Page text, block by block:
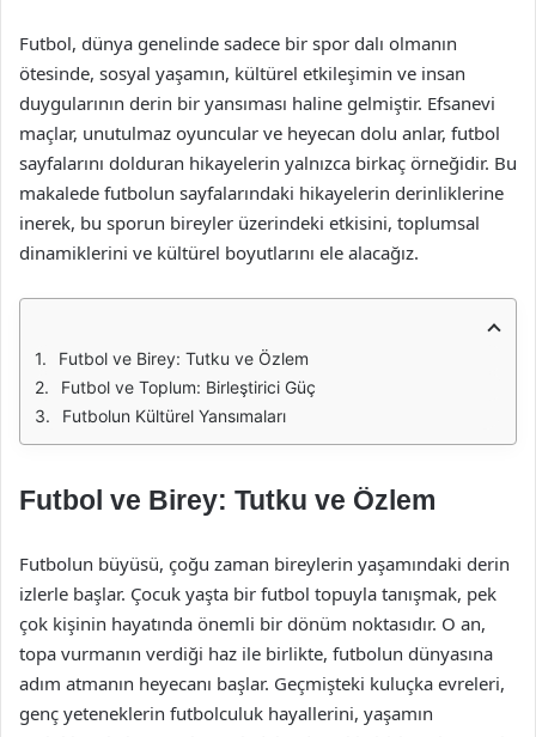
Futbol, dünya genelinde sadece bir spor dalı olmanın
ötesinde, sosyal yaşamın, kültürel etkileşimin ve insan
duygularının derin bir yansıması haline gelmiştir. Efsanevi
maçlar, unutulmaz oyuncular ve heyecan dolu anlar, futbol
sayfalarını dolduran hikayelerin yalnızca birkaç örneğidir. Bu
makalede futbolun sayfalarındaki hikayelerin derinliklerine
inerek, bu sporun bireyler üzerindeki etkisini, toplumsal
dinamiklerini ve kültürel boyutlarını ele alacağız.
Futbol ve Birey: Tutku ve Özlem
Futbol ve Toplum: Birleştirici Güç
Futbolun Kültürel Yansımaları
Futbol ve Birey: Tutku ve Özlem
Futbolun büyüsü, çoğu zaman bireylerin yaşamındaki derin
izlerle başlar. Çocuk yaşta bir futbol topuyla tanışmak, pek
çok kişinin hayatında önemli bir dönüm noktasıdır. O an,
topa vurmanın verdiği haz ile birlikte, futbolun dünyasına
adım atmanın heyecanı başlar. Geçmişteki kuluçka evreleri,
genç yeteneklerin futbolculuk hayallerini, yaşamın